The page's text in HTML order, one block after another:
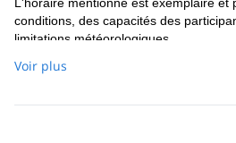
conditions, des capacités des
limitations météorologiques.
L'activité comprend :
Voir plus